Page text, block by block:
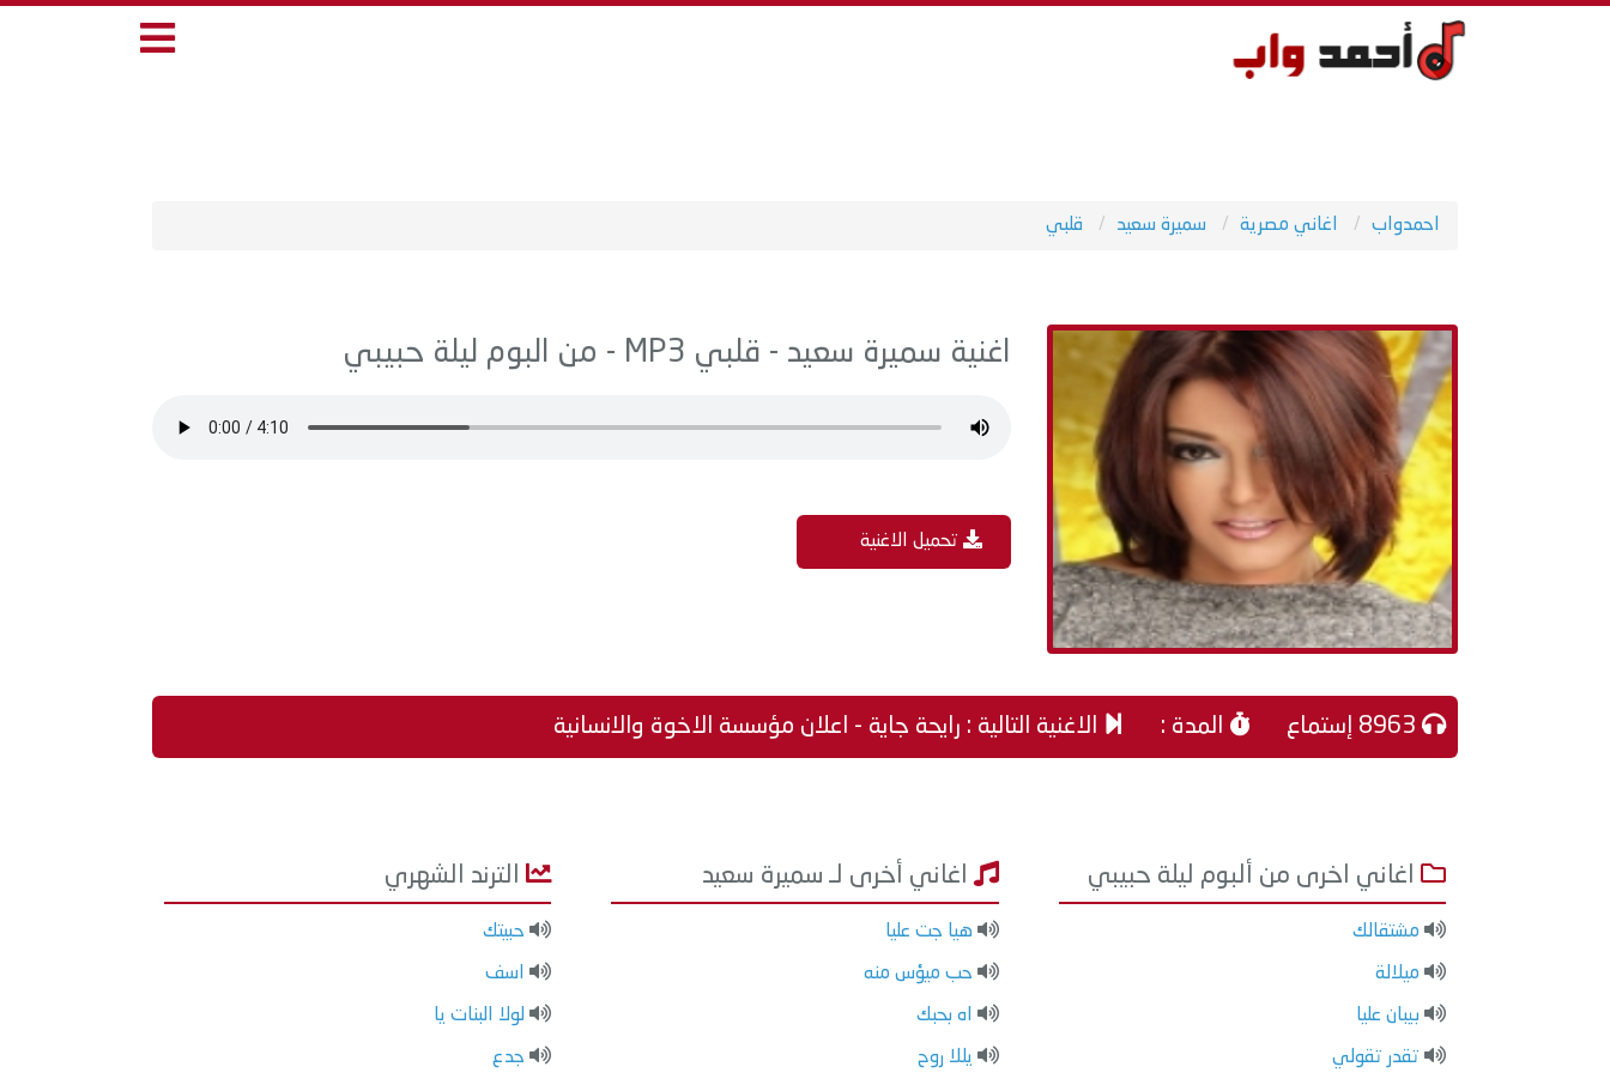
احمدواب اغاني مصرية سميرة سعيد قلبي
اغنية سميرة سعيد - قلبي MP3 - من البوم ليلة حبيبي
تحميل الاغنية
المدة : الاغنية التالية : رايحة جاية - اعلان مؤسسة الاخوة والانسانية
اغاني اخرى من ألبوم ليلة حبيبي
مشتقالك
ميلالة
بيبان عليا
تقدر تقولي
اغاني أخرى لـ سميرة سعيد
هيا جت عليا
حب ميؤس منه
اه بحبك
يللا روح
الترند الشهري
حبيتك
اسف
لولا البنات يا
جدع